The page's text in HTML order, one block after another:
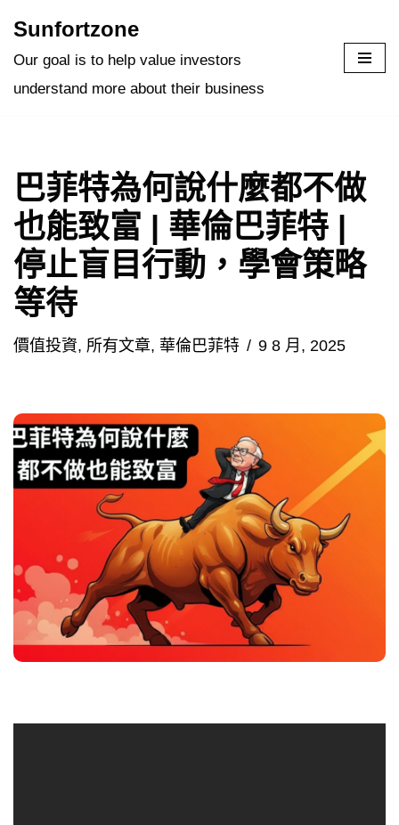
Skip
Sunfortzone
Our goal is to help value investors
understand more about their business
巴菲特為何說什麼都不做
也能致富 | 華倫巴菲特 |
停止盲目行動，學會策略
等待
價值投資, 所有文章, 華倫巴菲特 9 8 月, 2025